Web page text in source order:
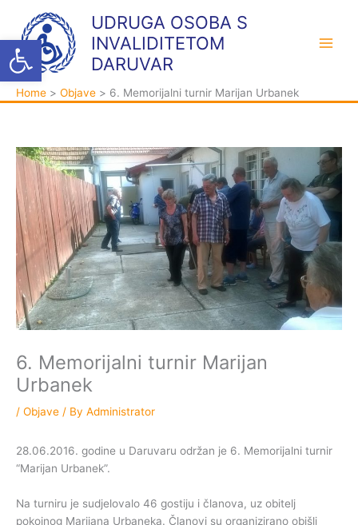
Open toolbar
content
UDRUGA OSOBA S
INVALIDITETOM
DARUVAR
Home Objave 6. Memorijalni turnir Marijan Urbanek
6. Memorijalni turnir Marijan
Urbanek
/ Objave / By Administrator
28.06.2016. godine u Daruvaru održan je 6. Memorijalni turnir
“Marijan Urbanek”.
Na turniru je sudjelovalo 46 gostiju i članova, uz obitelj
pokojnog Marijana Urbaneka. Članovi su organizirano obišli
t
e
g
e
h
i
v